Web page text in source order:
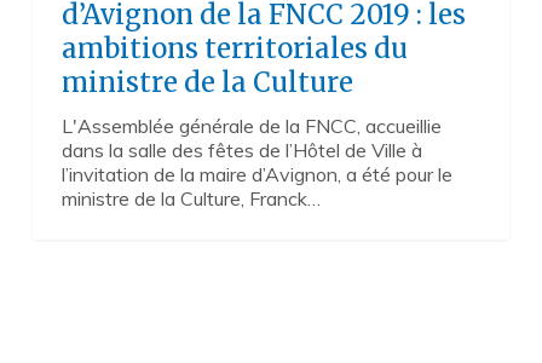
d’Avignon de la FNCC 2019 : les
ambitions territoriales du
ministre de la Culture
L'Assemblée générale de la FNCC, accueillie
dans la salle des fêtes de l’Hôtel de Ville à
l’invitation de la maire d’Avignon, a été pour le
ministre de la Culture, Franck…